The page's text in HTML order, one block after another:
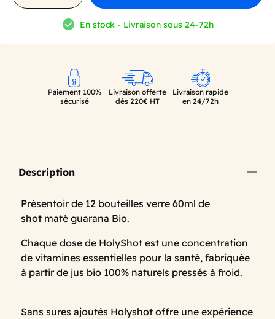
En stock - Livraison sous 24-72h
Paiement 100%
sécurisé
Livraison offerte
dès 220€ HT
Livraison rapide
en 24/72h
Description
Présentoir de 12 bouteilles verre 60ml de
shot maté guarana Bio.
Chaque dose de HolyShot est une concentration
de vitamines essentielles pour la santé, fabriquée
à partir de jus bio 100% naturels pressés à froid.
Sans sures ajoutés Holyshot offre une expérience